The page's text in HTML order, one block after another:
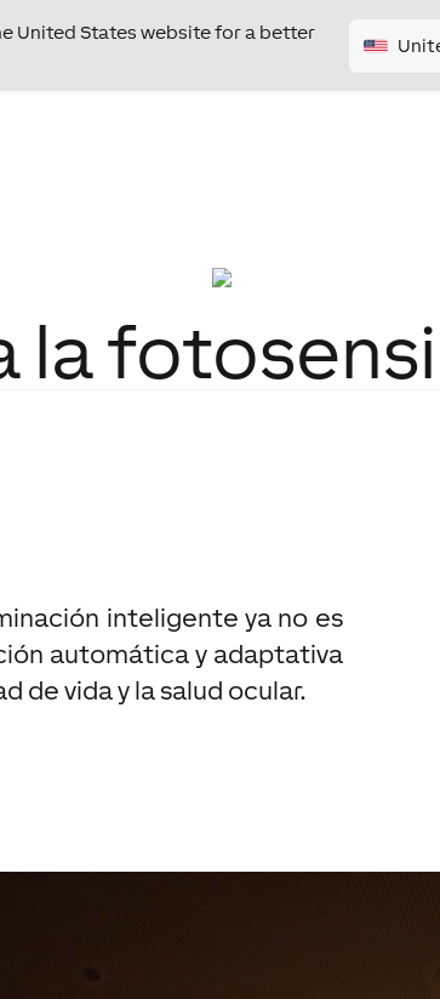
United States website for a better
la
inteligente ya no es
automática y adaptativa
de vida y la salud ocular.